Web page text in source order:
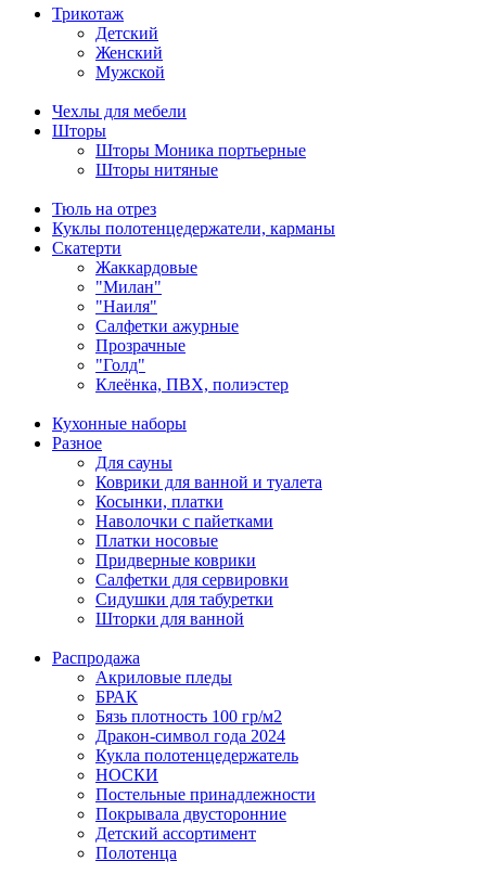
Трикотаж
Детский
Женский
Мужской
Чехлы для мебели
Шторы
Шторы Моника портьерные
Шторы нитяные
Тюль на отрез
Куклы полотенцедержатели, карманы
Скатерти
Жаккардовые
"Милан"
"Наиля"
Салфетки ажурные
Прозрачные
"Голд"
Клеёнка, ПВХ, полиэстер
Кухонные наборы
Разное
Для сауны
Коврики для ванной и туалета
Косынки, платки
Наволочки с пайетками
Платки носовые
Придверные коврики
Салфетки для сервировки
Сидушки для табуретки
Шторки для ванной
Распродажа
Акриловые пледы
БРАК
Бязь плотность 100 гр/м2
Дракон-символ года 2024
Кукла полотенцедержатель
НОСКИ
Постельные принадлежности
Покрывала двусторонние
Детский ассортимент
Полотенца